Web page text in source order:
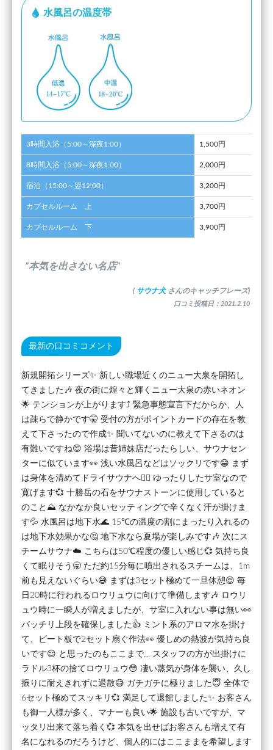
水風呂の温度帯
3時間入浴（5:00～深夜1:00） 1,500円
8時間入浴（5:00～深夜1:00） 2,000円
宿泊（15:00～翌12:00） 3,200円
カプセルルーム 上 3,700円
カプセルルーム 下 3,900円
”本気を出さない名店”
( サウナ犬 さんのキャッチフレーズ)
口コミ投稿日：2021.2.10
最新の口コミコメント
新規開拓シリーズ✨ 新しい職場近くのニュー大泉を開拓し
てきました🎶 夜の街に煌々と輝くニュー大泉の赤いネオン
🌟 テンションが上がります⤴️ 緊急事態宣言下だからか、人
は疎らで静かです🤫 受付の方がポイントカードの存在を教
えて下さったので作成✨ 聞いてないのに教えて下さるのは
有難いですね😊 浴場は昔姉妹店だったらしい、サウナセン
ターに似ています👀 浅い水風呂などはソックリです😁 まず
は身体を清めてドライサウナへ🧖‍♂️ ゆったりしたサ室なので
寛げます💞 十勝岳の石をサウナストーンに使用していると
のこと⛰️ なかなか良いセッティングで辛くなく汗が掛けま
す💦 水風呂は地下水🌊 15℃の温度の割にまったり入れるの
は地下水効果かな🤔 地下水なら夏場が楽しみです🎶 次にス
チームサウナ☁️ こちらは50℃程度の優しい感じ💞 気持ち良
くて眠りそう🥱 ただ約15分毎に噴出されるスチームは、1m
前も見えないぐらい😅 まずは3セット極めて一旦休憩😌 毎
日20時に行われるロウリュウに向けて準備します🎶 ロウリ
ュウ時に一瞬人が増えましたが、サ室に入れない事は無い👀
バッチリ上段を確保しました👍 ミント系のアロマ水を掛け
て、ビート板で2セット扇ぐ作法👀 優しめの熱波が気持ち良
いです😌 と思ったのもここまで… スタッフの方が出掛けに
ラドル3杯の捨てロウリュウ😳 凄い蒸気が身体を襲い、久し
振りに耐えきれずに退散😅 ガチガチに極りました😇 全体で
6セット極めてスッキリ💞 満足して退館しました✨ お客さん
も御一人様が多く、マナーも良い🌟 施設も古いですが、マ
ッタリ出来て落ち着く💞 本気を出せばお客さんも増えて有
名になれるのだろうけど、個人的にはここままを希望します